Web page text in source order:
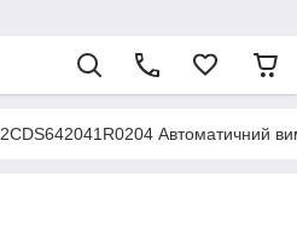
2CDS642041R0204 Автоматичний